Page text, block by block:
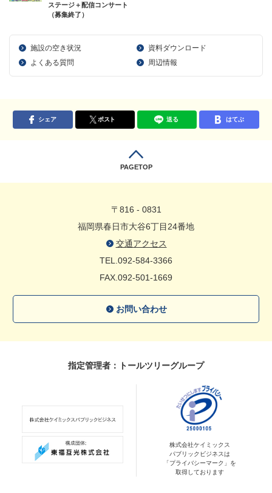
ステージ＋配信コンサート
（募集終了）
施設の空き状況
資料ダウンロード
よくある質問
周辺情報
シェア ポスト 送る はてぶ
PAGETOP
〒816 - 0831
福岡県春日市大谷6丁目24番地
交通アクセス
TEL.092-584-3366
FAX.092-501-1669
お問い合わせ
指定管理者：トールツリーグループ
株式会社ケイミックス
パブリックビジネスは
「プライバシーマーク」を
取得しております